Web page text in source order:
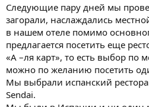
Следующие пару дней мы
загорали, наслаждались
в нашем отеле помимо
предлагается посетить еще
«А –ля карт», то есть выбор
можно по желанию посетить
Мы выбрали испанский
Sendai.